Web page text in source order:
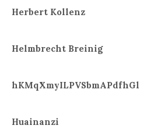
Herbert Kollenz
Helmbrecht Breinig
hKMqXmyILPVSbmAPdfhGl
Huainanzi